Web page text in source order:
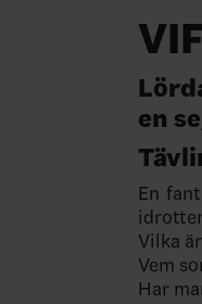
en
En
Vilka
Vem
Har